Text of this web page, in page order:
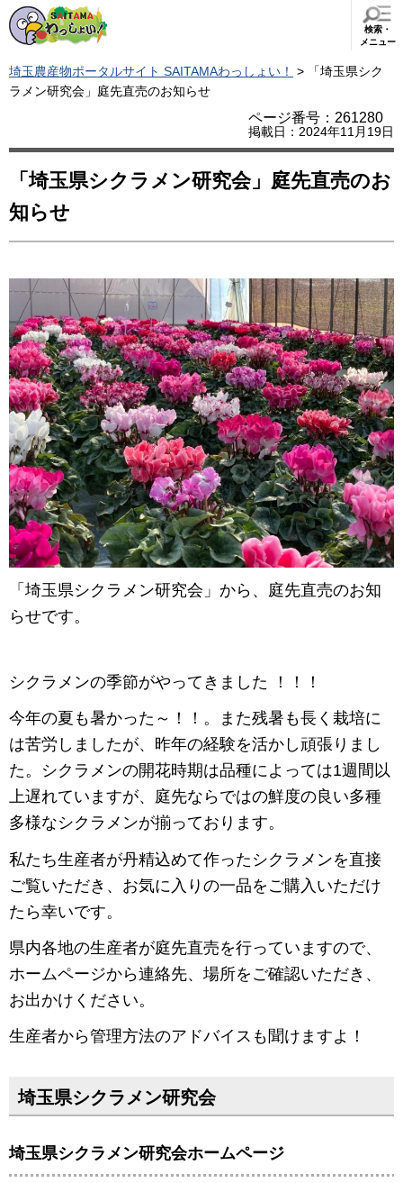
検索・
メニュー
埼玉農産物ポータルサイト SAITAMAわっしょい！
> 「埼玉県シク
ラメン研究会」庭先直売のお知らせ
ページ番号：261280
掲載日：2024年11月19日
「埼玉県シクラメン研究会」庭先直売のお
知らせ
「埼玉県シクラメン研究会」から、庭先直売のお知
らせです。
シクラメンの季節がやってきました ！！！
今年の夏も暑かった～！！。また残暑も長く栽培に
は苦労しましたが、昨年の経験を活かし頑張りまし
た。シクラメンの開花時期は品種によっては1週間以
上遅れていますが、庭先ならではの鮮度の良い多種
多様なシクラメンが揃っております。
私たち生産者が丹精込めて作ったシクラメンを直接
ご覧いただき、お気に入りの一品をご購入いただけ
たら幸いです。
県内各地の生産者が庭先直売を行っていますので、
ホームページから連絡先、場所をご確認いただき、
お出かけください。
生産者から管理方法のアドバイスも聞けますよ！
埼玉県シクラメン研究会
埼玉県シクラメン研究会ホームページ